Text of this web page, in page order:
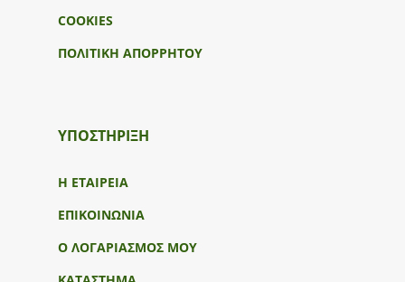
COOKIES
ΠΟΛΙΤΙΚΗ ΑΠΟΡΡΗΤΟΥ
ΥΠΟΣΤΉΡΙΞΗ
Η ΕΤΑΙΡΕΙΑ
ΕΠΙΚΟΙΝΩΝΙΑ
Ο ΛΟΓΑΡΙΑΣΜΟΣ ΜΟΥ